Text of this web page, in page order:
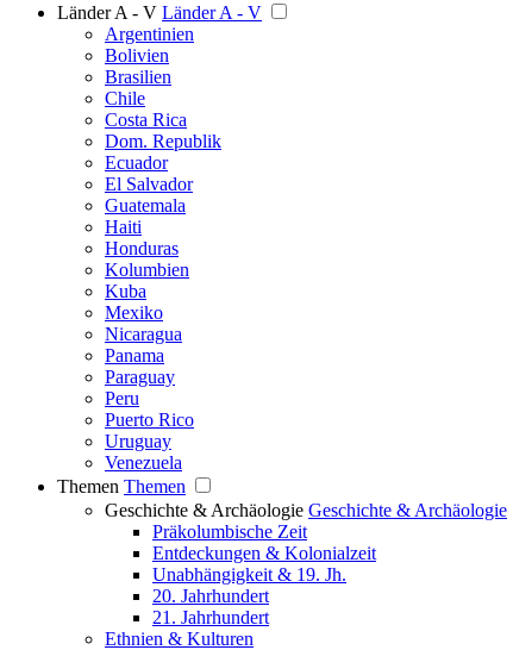
Länder A - V Länder A - V
Argentinien
Bolivien
Brasilien
Chile
Costa Rica
Dom. Republik
Ecuador
El Salvador
Guatemala
Haiti
Honduras
Kolumbien
Kuba
Mexiko
Nicaragua
Panama
Paraguay
Peru
Puerto Rico
Uruguay
Venezuela
Themen Themen
Geschichte & Archäologie Geschichte & Archäologie
Präkolumbische Zeit
Entdeckungen & Kolonialzeit
Unabhängigkeit & 19. Jh.
20. Jahrhundert
21. Jahrhundert
Ethnien & Kulturen